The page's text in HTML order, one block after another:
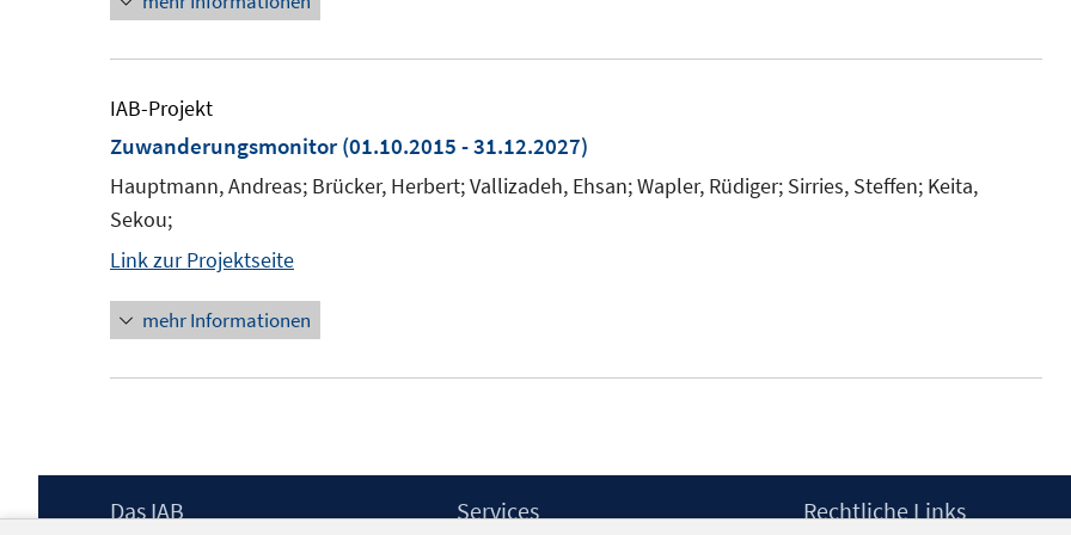
IAB-Projekt
Zuwanderungsmonitor (01.10.2015 - 31.12.2027)
Hauptmann, Andreas; Brücker, Herbert; Vallizadeh, Ehsan; Wapler, Rüdiger; Sirries, Steffen; Keita,
Sekou;
Link zur Projektseite
mehr Informationen
Footer
Das IAB Services Rechtliche Links